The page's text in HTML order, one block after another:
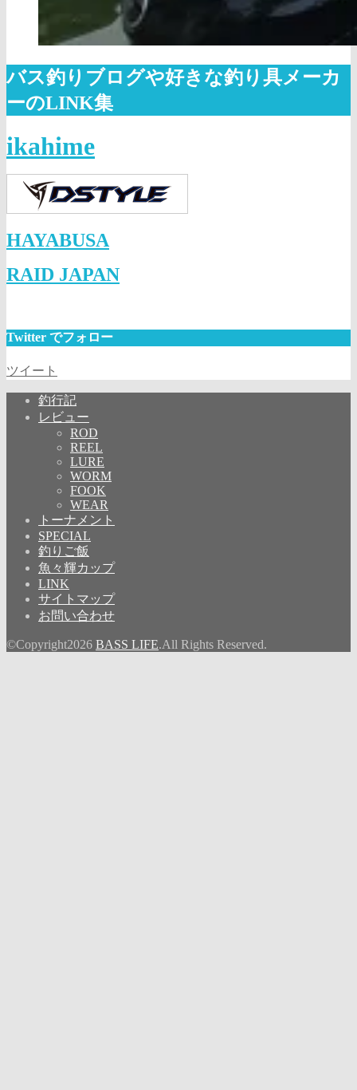
バス釣りブログや好きな釣り具メーカ
ーのLINK集
ikahime
HAYABUSA
RAID JAPAN
Twitter でフォロー
ツイート
釣行記
レビュー
ROD
REEL
LURE
WORM
FOOK
WEAR
トーナメント
SPECIAL
釣りご飯
魚々輝カップ
LINK
サイトマップ
お問い合わせ
©Copyright2026 BASS LIFE.All Rights Reserved.